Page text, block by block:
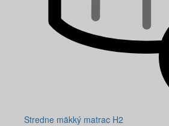
Stredne mäkký matrac H2